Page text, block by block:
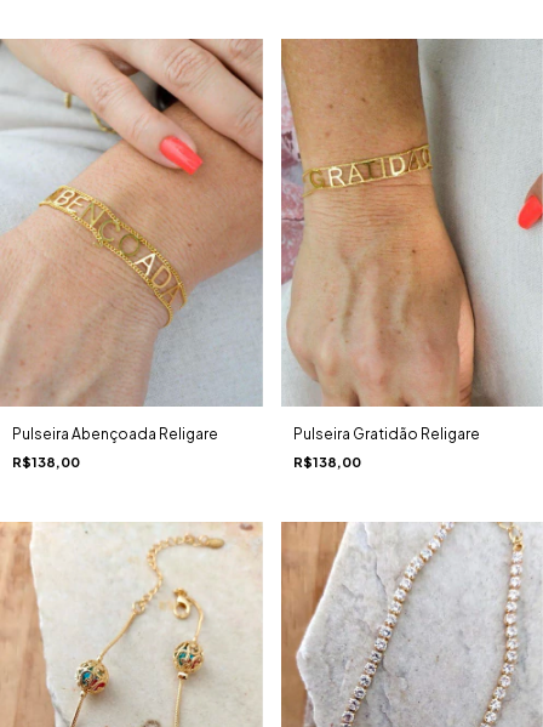
Pulseira Abençoada Religare
R$138,00
Pulseira Gratidão Religare
R$138,00